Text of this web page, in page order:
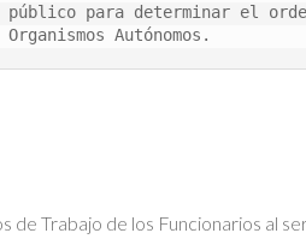
para determinar el
Autónomos.
Trabajo de los Funcionarios al